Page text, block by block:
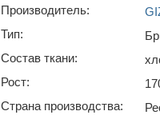
Производитель:
Тип:
Состав ткани:
Рост:
Страна производства: